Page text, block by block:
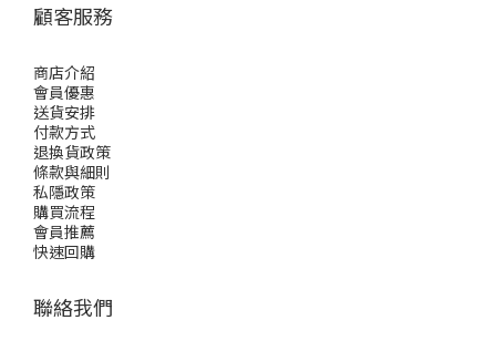
顧客服務
商店介紹
會員優惠
送貨安排
付款方式
退換貨政策
條款與細則
私隱政策
購買流程
會員推薦
快速回購
聯絡我們